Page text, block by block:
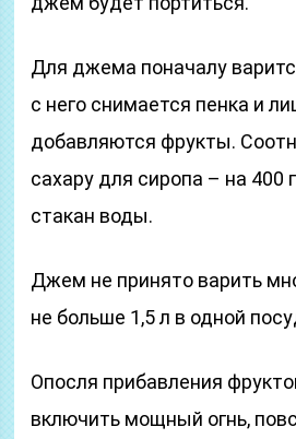
Для джема поначалу
с него снимается пенка и
добавляются фрукты.
сахару для сиропа – на 400
стакан воды.
Джем не принято варить
не больше 1,5 л в одной
Опосля прибавления
включить мощный огнь,